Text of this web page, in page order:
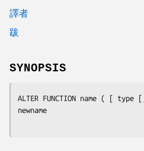
譯者
跋
SYNOPSIS
ALTER FUNCTION name ( [ type
newname